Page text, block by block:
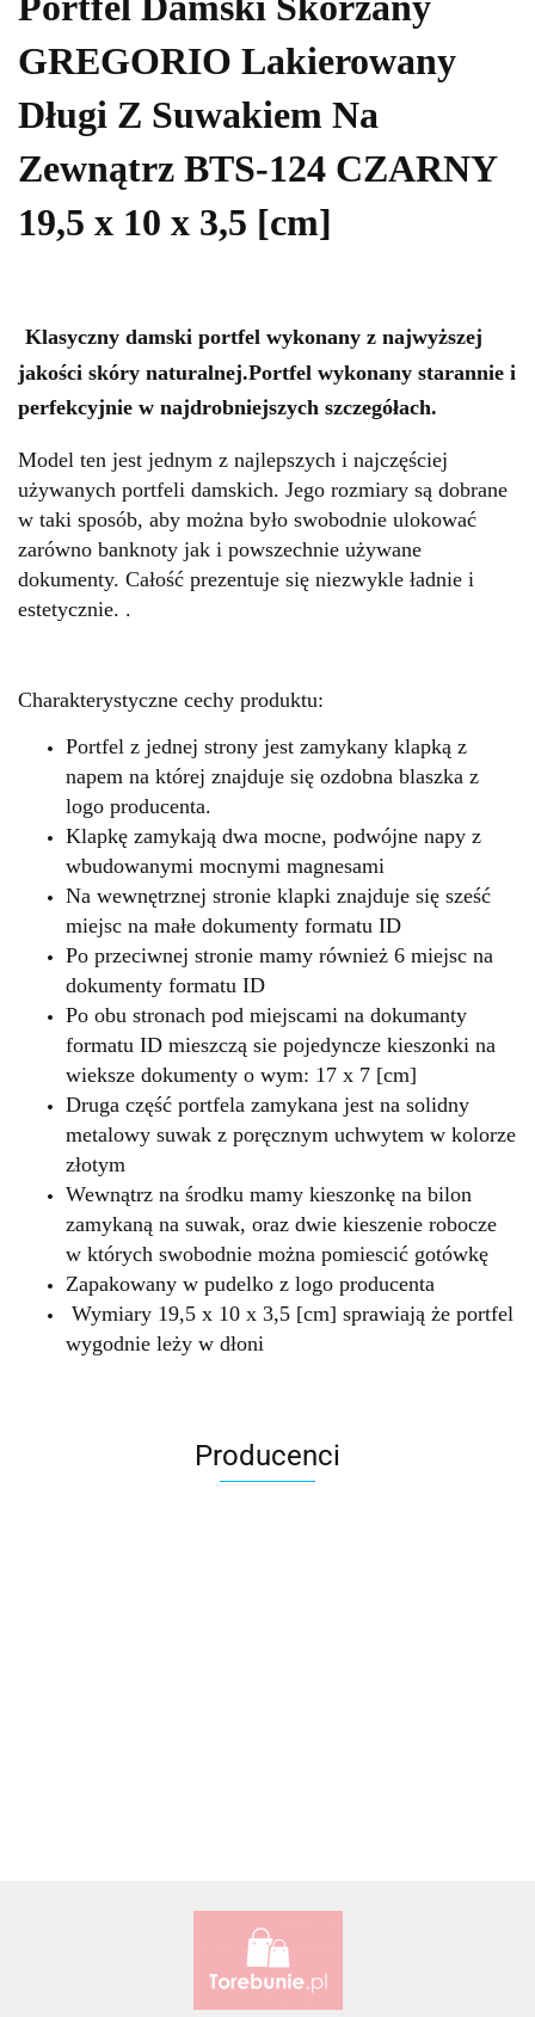
GREGORIO Lakierowany
Długi Z Suwakiem Na
Zewnątrz BTS-124 CZARNY
19,5 x 10 x 3,5 [cm]
Klasyczny damski portfel wykonany z najwyższej
jakości skóry naturalnej.Portfel wykonany starannie i
perfekcyjnie w najdrobniejszych szczegółach.
Model ten jest jednym z najlepszych i najczęściej
używanych portfeli damskich. Jego rozmiary są dobrane
w taki sposób, aby można było swobodnie ulokować
zarówno banknoty jak i powszechnie używane
dokumenty. Całość prezentuje się niezwykle ładnie i
estetycznie. .
Charakterystyczne cechy produktu:
Portfel z jednej strony jest zamykany klapką z
napem na której znajduje się ozdobna blaszka z
logo producenta.
Klapkę zamykają dwa mocne, podwójne napy z
wbudowanymi mocnymi magnesami
Na wewnętrznej stronie klapki znajduje się sześć
miejsc na małe dokumenty formatu ID
Po przeciwnej stronie mamy również 6 miejsc na
dokumenty formatu ID
Po obu stronach pod miejscami na dokumanty
formatu ID mieszczą sie pojedyncze kieszonki na
wieksze dokumenty o wym: 17 x 7 [cm]
Druga część portfela zamykana jest na solidny
metalowy suwak z poręcznym uchwytem w kolorze
złotym
Wewnątrz na środku mamy kieszonkę na bilon
zamykaną na suwak, oraz dwie kieszenie robocze
w których swobodnie można pomiescić gotówkę
Zapakowany w pudelko z logo producenta
Wymiary 19,5 x 10 x 3,5 [cm] sprawiają że portfel
wygodnie leży w dłoni
Producenci
Alessandro Paoli